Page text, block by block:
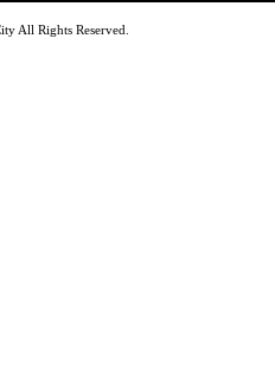
All Rights Reserved.